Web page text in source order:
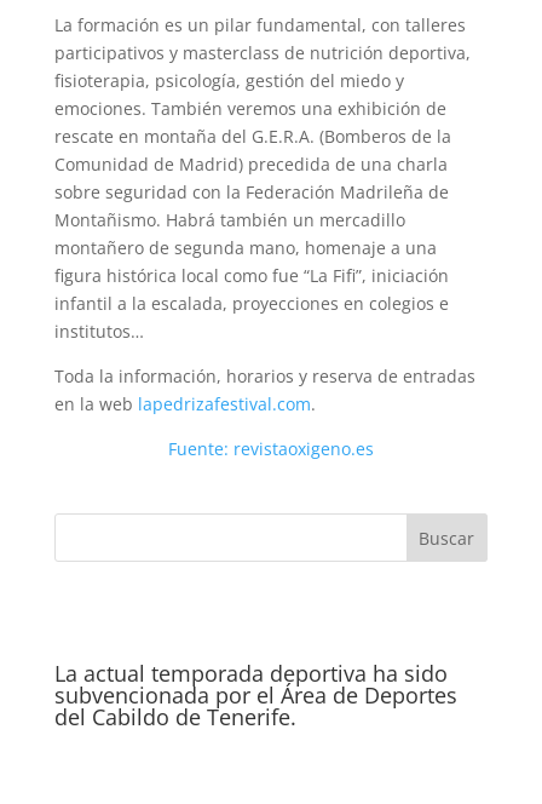
La formación es un pilar fundamental, con talleres
participativos y masterclass de nutrición deportiva,
fisioterapia, psicología, gestión del miedo y
emociones. También veremos una exhibición de
rescate en montaña del G.E.R.A. (Bomberos de la
Comunidad de Madrid) precedida de una charla
sobre seguridad con la Federación Madrileña de
Montañismo. Habrá también un mercadillo
montañero de segunda mano, homenaje a una
figura histórica local como fue “La Fifi”, iniciación
infantil a la escalada, proyecciones en colegios e
institutos…
Toda la información, horarios y reserva de entradas
en la web lapedrizafestival.com.
Fuente: revistaoxigeno.es
La actual temporada deportiva ha sido
subvencionada por el Área de Deportes
del Cabildo de Tenerife.